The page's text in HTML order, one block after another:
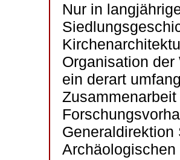
Nur in
Organisation
ein derart
Generaldirektion